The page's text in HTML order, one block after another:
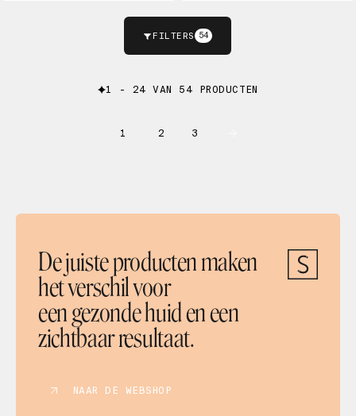
FILTERS 54
1 - 24 VAN 54 PRODUCTEN
1 2 3
De juiste producten maken
het verschil voor
een gezonde huid en een
zichtbaar resultaat.
NAAR DE WEBSHOP